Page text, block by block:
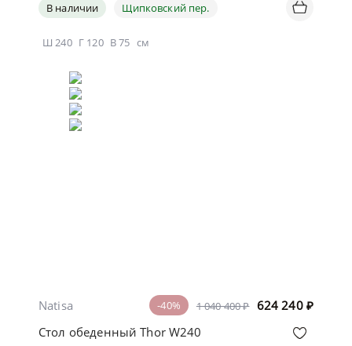
В наличии Щипковский пер.
Ш 240 Г 120 В75 см
1 040 400 ₽ 624 240 ₽
-40%
Natisa
Стол обеденный Thor W240